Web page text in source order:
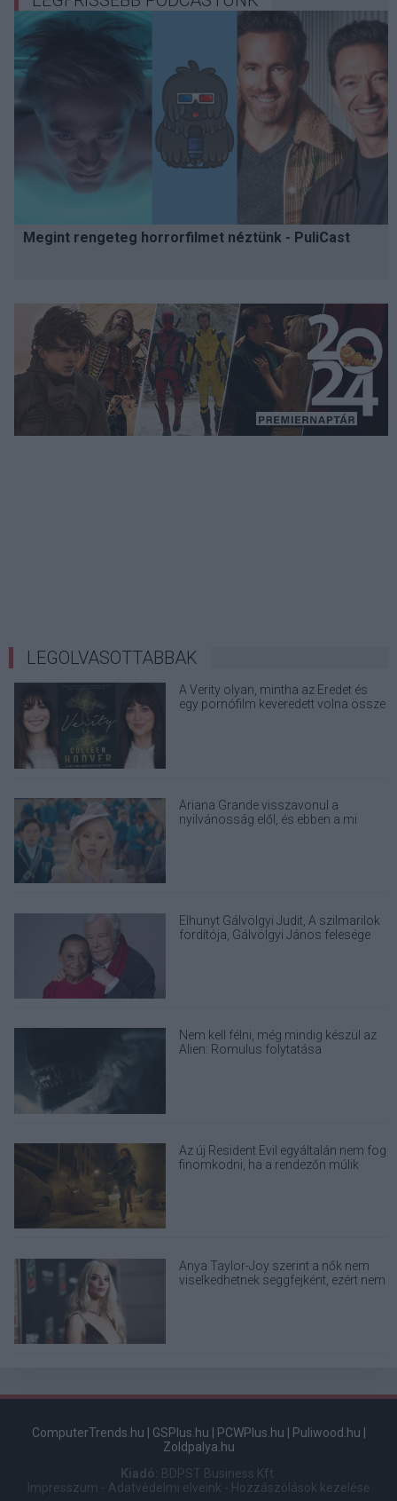
Megint rengeteg horrorfilmet néztünk - PuliCast
LEGOLVASOTTABBAK
A Verity olyan, mintha az Eredet és
egy pornófilm keveredett volna össze
Ariana Grande visszavonul a
nyilvánosság elől, és ebben a mi
Elhunyt Gálvölgyi Judit, A szilmarilok
fordítója, Gálvölgyi János felesége
Nem kell félni, még mindig készül az
Alien: Romulus folytatása
Az új Resident Evil egyáltalán nem fog
finomkodni, ha a rendezőn múlik
Anya Taylor-Joy szerint a nők nem
viselkedhetnek seggfejként, ezért nem
ComputerTrends.hu GSPlus.hu PCWPlus.hu Puliwood.hu
Zoldpalya.hu
Kiadó:
BDPST Business Kft.
Impresszum - Adatvédelmi elveink - Hozzászólások kezelése